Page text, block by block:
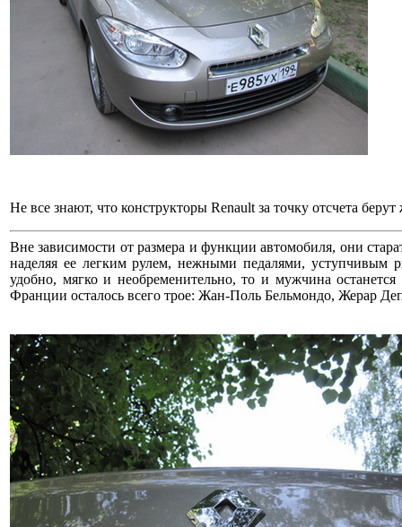
Не все знают, что конструкторы Renault за точку отсчета
Вне зависимости от размера и функции автомобиля, они
наделяя ее легким рулем, нежными педалями,
удобно, мягко и необременительно, то и мужчина
Франции осталось всего трое: Жан-Поль Бельмондо, Жерар